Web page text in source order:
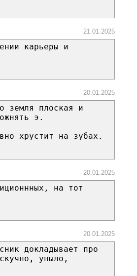
21.01.2025
карьеры и
20.01.2025
земля плоская и
э.
хрустит на зубах.
20.01.2025
на тот
20.01.2025
докладывает про
уныло,